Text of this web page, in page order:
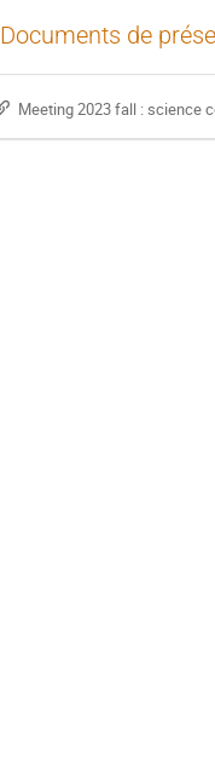
Documents de
Meeting 2023 fall : science